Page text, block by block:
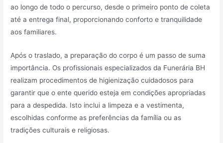
ao longo de todo o percurso, desde o primeiro ponto de coleta
até a entrega final, proporcionando conforto e tranquilidade
aos familiares.
Após o traslado, a preparação do corpo é um passo de suma
importância. Os profissionais especializados da Funerária BH
realizam procedimentos de higienização cuidadosos para
garantir que o ente querido esteja em condições apropriadas
para a despedida. Isto inclui a limpeza e a vestimenta,
escolhidas conforme as preferências da família ou as
tradições culturais e religiosas.